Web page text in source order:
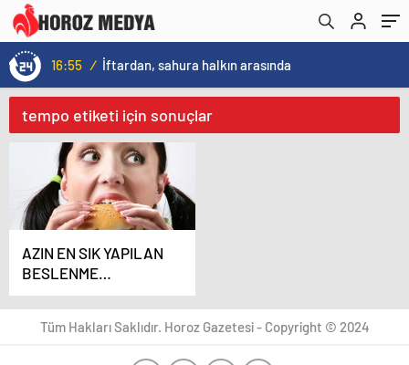
16:55 / İftardan, sahura halkın arasında
tempo etiketi için sonuçlar
AZIN EN SIK YAPILAN
BESLENME
HATALARI
Tüm Hakları Saklıdır. Horoz Gazetesi - Copyright © 2024